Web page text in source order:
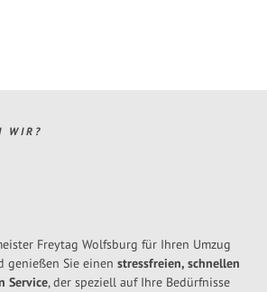
WIR?
Freytag Wolfsburg für Ihren Umzug
genießen Sie einen stressfreien, schnellen
Service, der speziell auf Ihre Bedürfnisse